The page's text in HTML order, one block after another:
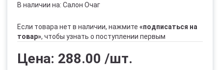
В наличии на: Салон Очаг
Если товара нет в наличии, нажмите «подписаться на
товар», чтобы узнать о поступлении первым
Цена: 288.00 /шт.